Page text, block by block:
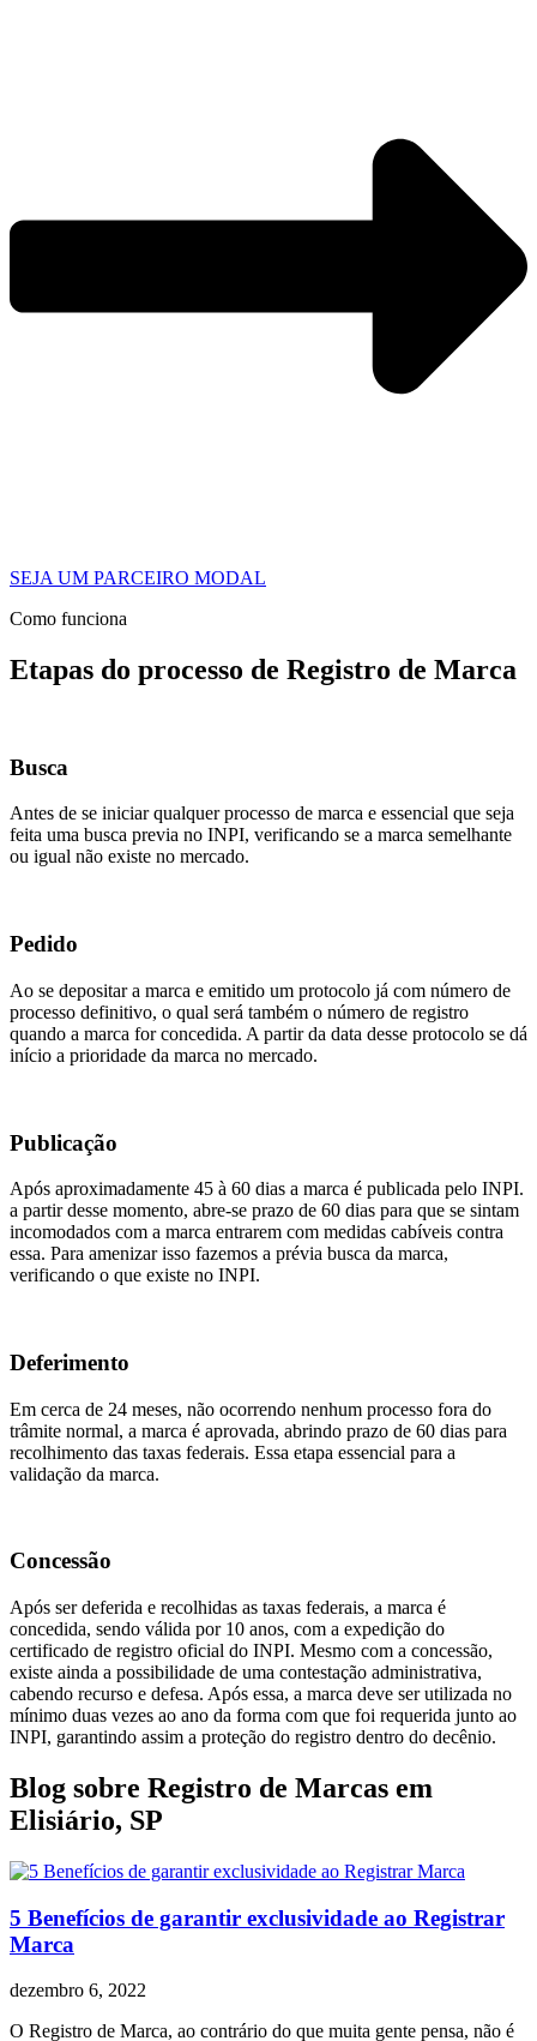
SEJA UM PARCEIRO MODAL
Como funciona
Etapas do processo de Registro de Marca
Busca
Antes de se iniciar qualquer processo de marca e essencial que seja
feita uma busca previa no INPI, verificando se a marca semelhante
ou igual não existe no mercado.
Pedido
Ao se depositar a marca e emitido um protocolo já com número de
processo definitivo, o qual será também o número de registro
quando a marca for concedida. A partir da data desse protocolo se dá
início a prioridade da marca no mercado.
Publicação
Após aproximadamente 45 à 60 dias a marca é publicada pelo INPI.
a partir desse momento, abre-se prazo de 60 dias para que se sintam
incomodados com a marca entrarem com medidas cabíveis contra
essa. Para amenizar isso fazemos a prévia busca da marca,
verificando o que existe no INPI.
Deferimento
Em cerca de 24 meses, não ocorrendo nenhum processo fora do
trâmite normal, a marca é aprovada, abrindo prazo de 60 dias para
recolhimento das taxas federais. Essa etapa essencial para a
validação da marca.
Concessão
Após ser deferida e recolhidas as taxas federais, a marca é
concedida, sendo válida por 10 anos, com a expedição do
certificado de registro oficial do INPI. Mesmo com a concessão,
existe ainda a possibilidade de uma contestação administrativa,
cabendo recurso e defesa. Após essa, a marca deve ser utilizada no
mínimo duas vezes ao ano da forma com que foi requerida junto ao
INPI, garantindo assim a proteção do registro dentro do decênio.
Blog sobre Registro de Marcas em
Elisiário, SP
5 Benefícios de garantir exclusividade ao Registrar
Marca
dezembro 6, 2022
O Registro de Marca, ao contrário do que muita gente pensa, não é